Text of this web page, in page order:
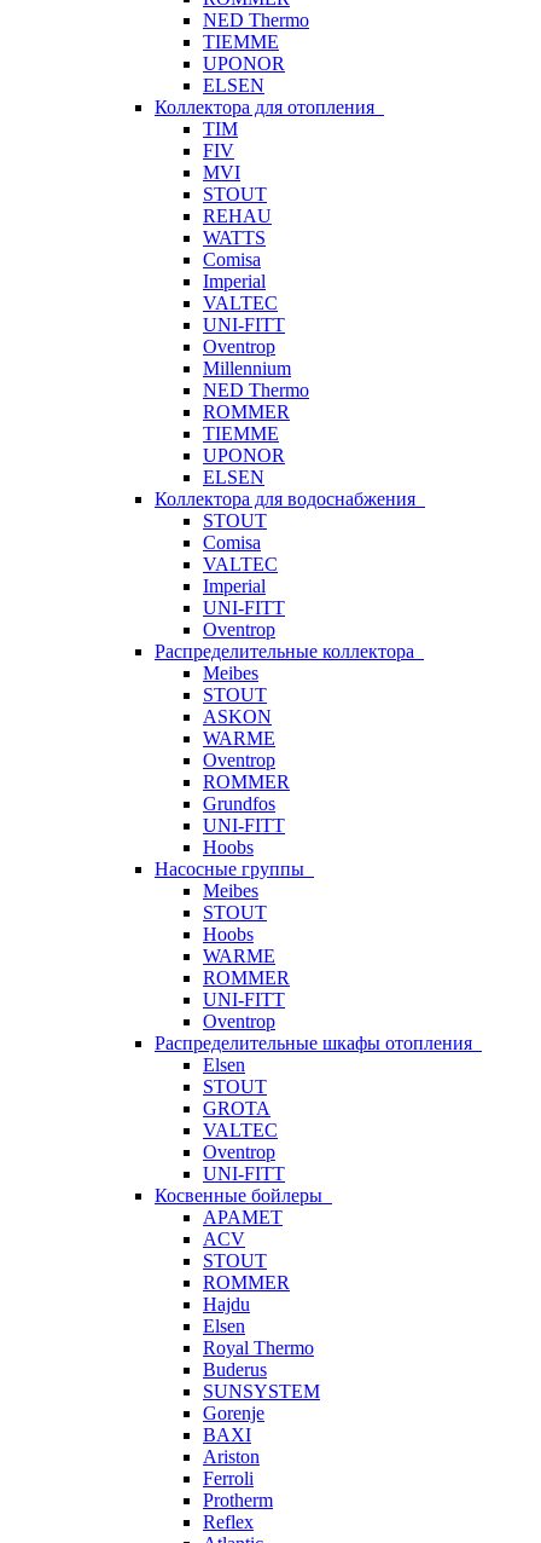
NED Thermo
TIEMME
UPONOR
ELSEN
Коллектора для отопления
TIM
FIV
MVI
STOUT
REHAU
WATTS
Comisa
Imperial
VALTEC
UNI-FITT
Oventrop
Millennium
NED Thermo
ROMMER
TIEMME
UPONOR
ELSEN
Коллектора для водоснабжения
STOUT
Comisa
VALTEC
Imperial
UNI-FITT
Oventrop
Распределительные коллектора
Meibes
STOUT
ASKON
WARME
Oventrop
ROMMER
Grundfos
UNI-FITT
Hoobs
Насосные группы
Meibes
STOUT
Hoobs
WARME
ROMMER
UNI-FITT
Oventrop
Распределительные шкафы отопления
Elsen
STOUT
GROTA
VALTEC
Oventrop
UNI-FITT
Косвенные бойлеры
APAMET
ACV
STOUT
ROMMER
Hajdu
Elsen
Royal Thermo
Buderus
SUNSYSTEM
Gorenje
BAXI
Ariston
Ferroli
Protherm
Reflex